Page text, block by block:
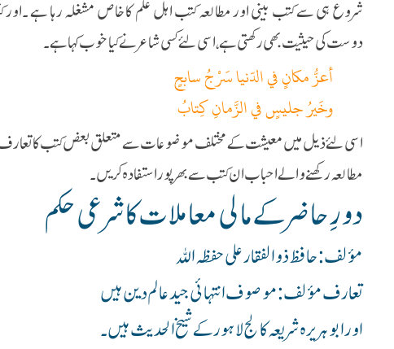
شروع ہی سے کتب بینی اور مطالعہ کتب اہل علم کاخاص مشغلہ رہا ہے
دوست کی حیثیت بھی رکھتی ہے ، اسی لئے کسی شاعر نے کیا خوب کہا ہے ۔
أعزُّ مكانٍ في الدّنیا سَرْجُ سابحٍ
وخَيرُ جليسٍ في الزَّمانِ كِتابُ
اسی لئے ذیل میں معیشت کےمختلف موضوعات سے متعلق بعض کتب کا تعارف
مطالعہ رکھنے والے احباب ان کتب سے بھرپور استفادہ کریں۔
دورِ حاضر کے مالی معاملات کا شرعی حکم
مؤلف : حافظ ذوالفقار علی حفظہ اللہ
تعارف مؤلف :موصوف انتہائی جید عالم دین ہیں
اورابو ہریرہ شریعہ کالج لاہور کے شیخ الحدیث ہیں ۔